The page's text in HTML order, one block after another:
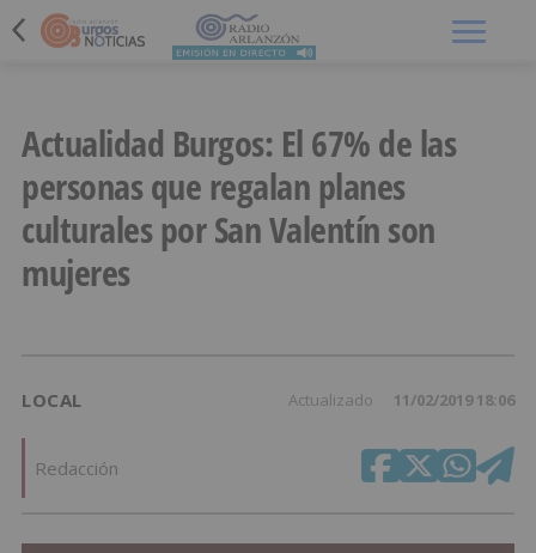
Actualidad Burgos: El 67% de las
personas que regalan planes
culturales por San Valentín son
mujeres
LOCAL Actualizado 11/02/2019 18:06
Redacción